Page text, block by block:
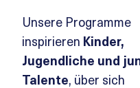
Unsere Programme
inspirieren Kinder,
Jugendliche und
Talente, über sich